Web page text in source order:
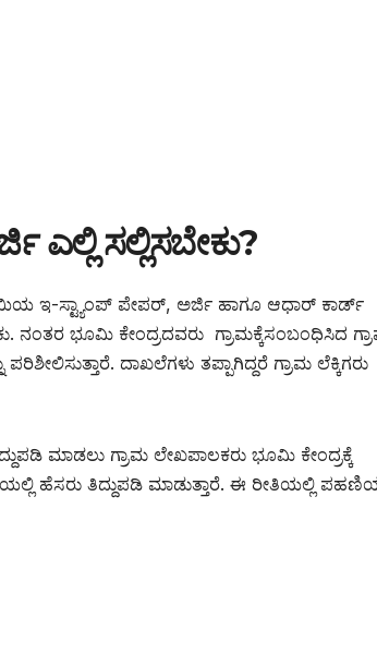
ಎಲ್ಲಿ ಸಲ್ಲಿಸಬೇಕು?
ಇ-ಸ್ಟ್ಯಾಂಪ್ ಪೇಪರ್, ಅರ್ಜಿ ಹಾಗೂ ಆಧಾರ್ ಕಾರ್ಡ್
ನಂತರ ಭೂಮಿ ಕೇಂದ್ರದವರು ಗ್ರಾಮಕ್ಕೆಸಂಬಂಧಿಸಿದ
ದಾಖಲೆಗಳು ತಪ್ಪಾಗಿದ್ದರೆ ಗ್ರಾಮ ಲೆಕ್ಕಿಗರು
ಮಾಡಲು ಗ್ರಾಮ ಲೇಖಪಾಲಕರು ಭೂಮಿ ಕೇಂದ್ರಕ್ಕೆ
ಹೆಸರು ತಿದ್ದುಪಡಿ ಮಾಡುತ್ತಾರೆ. ಈ ರೀತಿಯಲ್ಲಿ